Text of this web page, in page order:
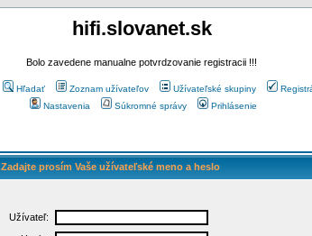
hifi.slovanet.sk
Bolo zavedene manualne potvrdzovanie registracii !!!
Hľadať Zoznam užívateľov Užívateľské skupiny
Nastavenia
Súkromné správy Prihlásenie
Zadajte prosím Vaše užívateľské meno a heslo
Užívateľ: